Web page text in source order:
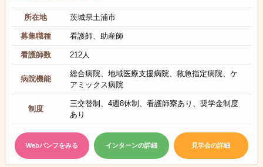
所在地 茨城県土浦市
募集職種 看護師、助産師
看護師数 212人
病院機能
総合病院、地域医療支援病院、救急指定病院、ケ
アミックス病院
制度
三交替制、4週8休制、看護師寮あり、奨学金制度
あり
Webパンフをみる インターンの詳細 見学会の詳細